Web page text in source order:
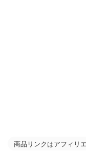
商品リンクはアフィリ